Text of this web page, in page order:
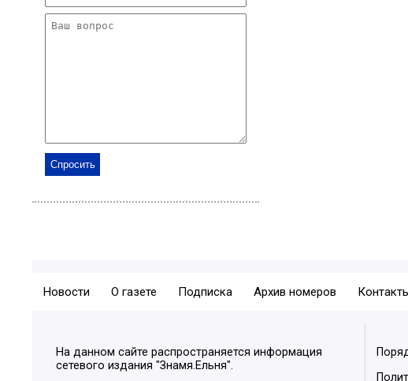
Новости О газете Подписка Архив номеров
На данном сайте распространяется информация
сетевого издания "Знамя.Ельня".